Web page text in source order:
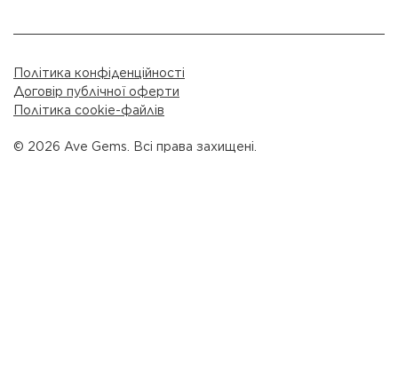
© 2026 Ave Gems. Всі права захищені.
Політика конфіденційності
Договір публічної оферти
Політика cookie-файлів